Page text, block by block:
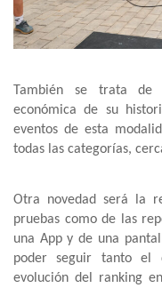
También se trata de
económica de su
eventos de esta
todas las categorías,
Otra novedad será la
pruebas como de las
una App y de una
poder seguir tanto el
evolución del ranking